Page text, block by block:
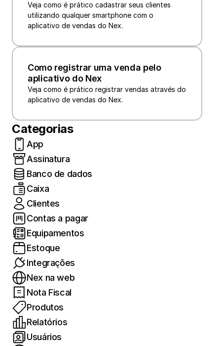
Veja como é prático cadastrar seus clientes
utilizando qualquer smartphone com o
aplicativo de vendas do Nex.
Como registrar uma venda pelo
aplicativo do Nex
Veja como é prático registrar vendas através do
aplicativo de vendas do Nex.
Categorias
App
Assinatura
Banco de dados
Caixa
Clientes
Contas a pagar
Equipamentos
Estoque
Integrações
Nex na web
Nota Fiscal
Produtos
Relatórios
Usuários